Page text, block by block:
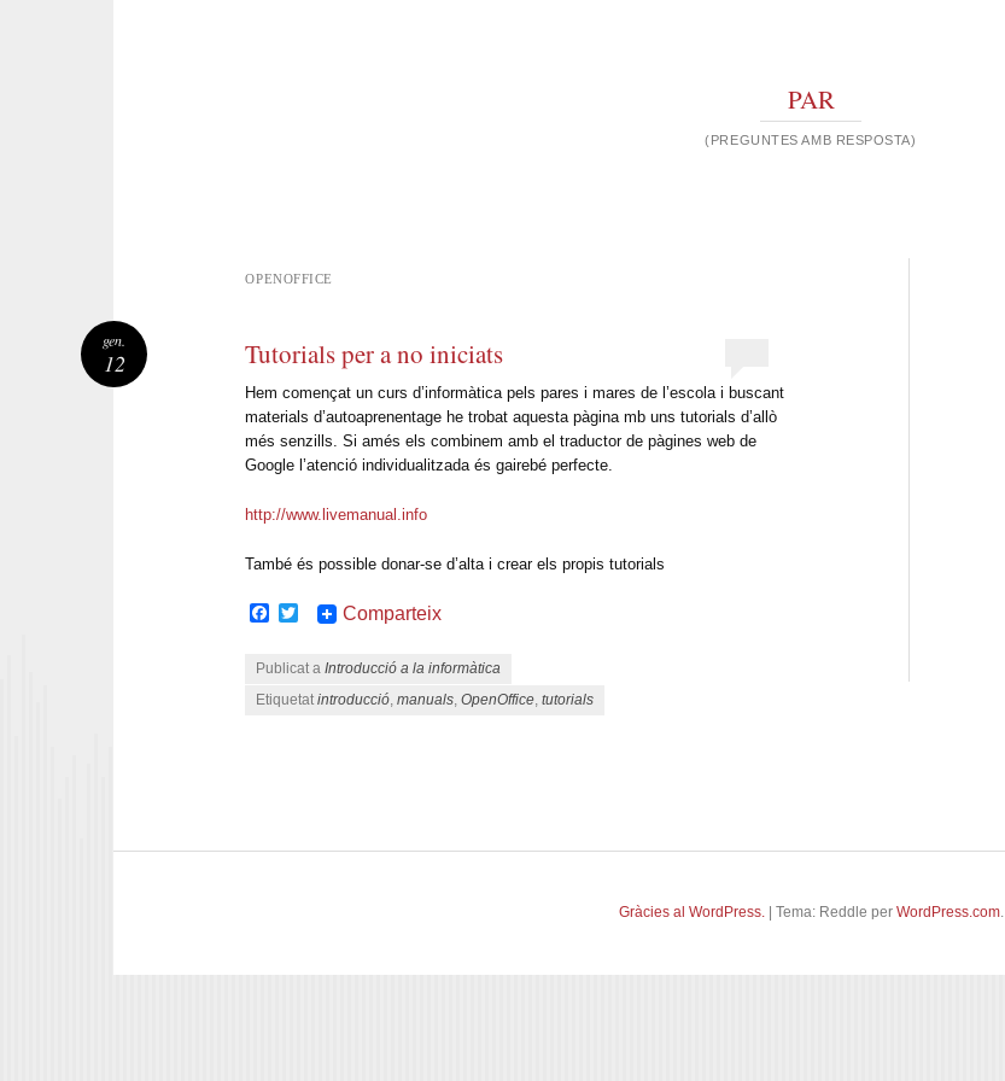
PAR
(PREGUNTES AMB RESPOSTA)
OPENOFFICE
Tutorials per a no iniciats
Hem començat un curs d’informàtica pels pares i mares de l’escola i buscant
materials d’autoaprenentage he trobat aquesta pàgina mb uns tutorials d’allò
més senzills. Si amés els combinem amb el traductor de pàgines web de
Google l’atenció individualitzada és gairebé perfecte.
http://www.livemanual.info
També és possible donar-se d’alta i crear els propis tutorials
Facebook
TwitterComparteix
Publicat aIntroducció a la informàtica
Etiquetatintroducció,manuals,OpenOffice,tutorials
gen.
12
Gràcies al WordPress. Tema: Reddle per WordPress.com.